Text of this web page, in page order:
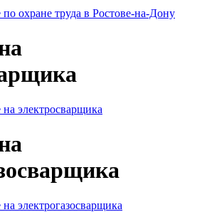
охране труда в Ростове-на-Дону
электросварщика
электрогазосварщика